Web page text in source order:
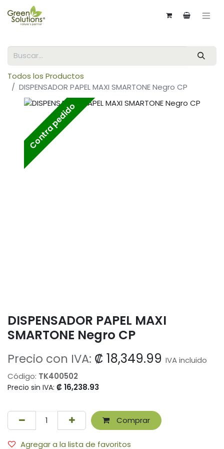
Todos los Productos
DISPENSADOR PAPEL MAXI SMARTONE Negro CP
Contra pedido
DISPENSADOR PAPEL MAXI
SMARTONE Negro CP
Precio con IVA: ₡ 18,349.99 IVA incluido
Código: TK400502
Precio sin IVA: ₡16,238.93
Comprar
Agregar a la lista de favoritos